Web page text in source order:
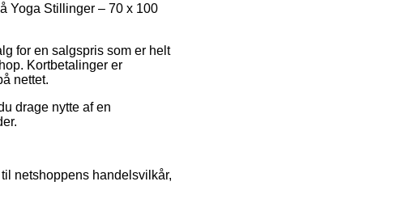
Yoga Stillinger – 70 x 100
for en salgspris som er helt
Kortbetalinger er
nettet.
drage nytte af en
netshoppens handelsvilkår,